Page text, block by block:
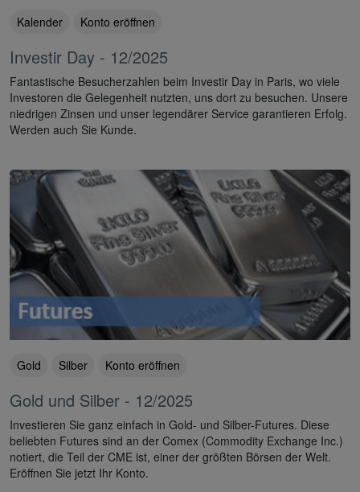
Kalender Konto eröffnen
Investir Day - 12/2025
Fantastische Besucherzahlen beim Investir Day in Paris, wo viele
Investoren die Gelegenheit nutzten, uns dort zu besuchen. Unsere
niedrigen Zinsen und unser legendärer Service garantieren Erfolg.
Werden auch Sie Kunde.
Gold Silber Konto eröffnen
Gold und Silber - 12/2025
Investieren Sie ganz einfach in Gold- und Silber-Futures. Diese
beliebten Futures sind an der Comex (Commodity Exchange Inc.)
notiert, die Teil der CME ist, einer der größten Börsen der Welt.
Eröffnen Sie jetzt Ihr Konto.